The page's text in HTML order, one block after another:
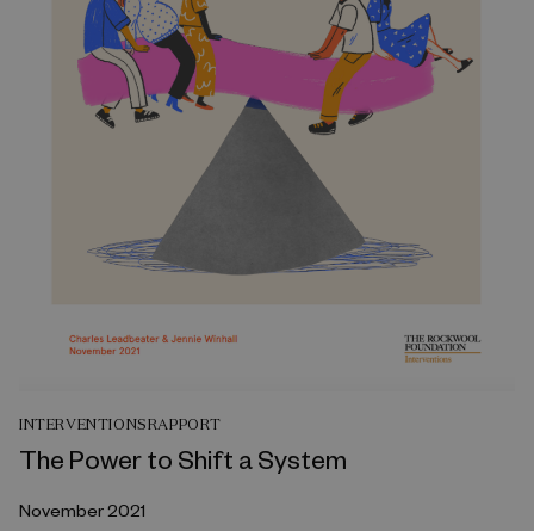
INTERVENTIONSRAPPORT
The Power to Shift a System
November 2021